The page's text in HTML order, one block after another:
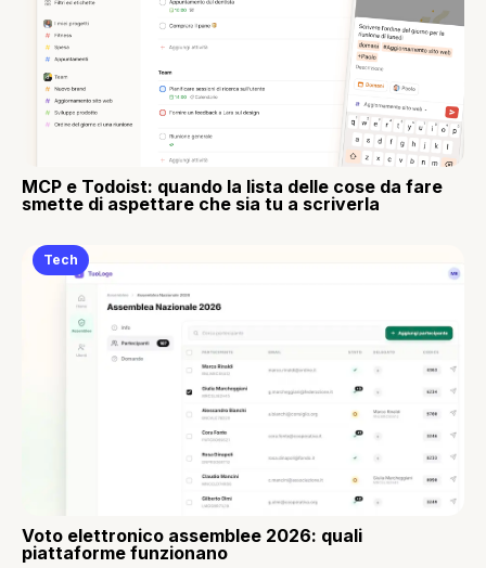
MCP e Todoist: quando la lista delle cose da fare
smette di aspettare che sia tu a scriverla
Tech
Voto elettronico assemblee 2026: quali
piattaforme funzionano